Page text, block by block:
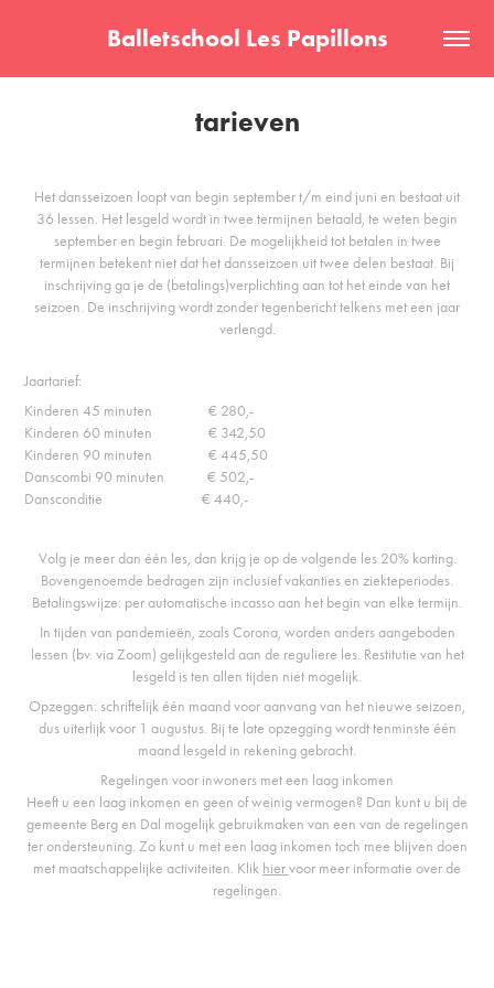
Balletschool Les Papillons
tarieven
Het dansseizoen loopt van begin september t/m eind juni en bestaat uit
36 lessen. Het lesgeld wordt in twee termijnen betaald, te weten begin
september en begin februari. De mogelijkheid tot betalen in twee
termijnen betekent niet dat het dansseizoen uit twee delen bestaat. Bij
inschrijving ga je de (betalings)verplichting aan tot het einde van het
seizoen. De inschrijving wordt zonder tegenbericht telkens met een jaar
verlengd.
Jaartarief:
Kinderen 45 minuten € 280,-
Kinderen 60 minuten € 342,50
Kinderen 90 minuten € 445,50
Danscombi 90 minuten € 502,-
Dansconditie € 440,-
Volg je meer dan één les, dan krijg je op de volgende les 20% korting.
Bovengenoemde bedragen zijn inclusief vakanties en ziekteperiodes.
Betalingswijze: per automatische incasso aan het begin van elke termijn.
In tijden van pandemieën, zoals Corona, worden anders aangeboden
lessen (bv. via Zoom) gelijkgesteld aan de reguliere les. Restitutie van het
lesgeld is ten allen tijden niet mogelijk.
Opzeggen: schriftelijk één maand voor aanvang van het nieuwe seizoen,
dus uiterlijk voor 1 augustus. Bij te late opzegging wordt tenminste één
maand lesgeld in rekening gebracht.
Regelingen voor inwoners met een laag inkomen
Heeft u een laag inkomen en geen of weinig vermogen? Dan kunt u bij de
gemeente Berg en Dal mogelijk gebruikmaken van een van de regelingen
ter ondersteuning. Zo kunt u met een laag inkomen toch mee blijven doen
met maatschappelijke activiteiten. Klik hiervoor meer informatie over de
regelingen.